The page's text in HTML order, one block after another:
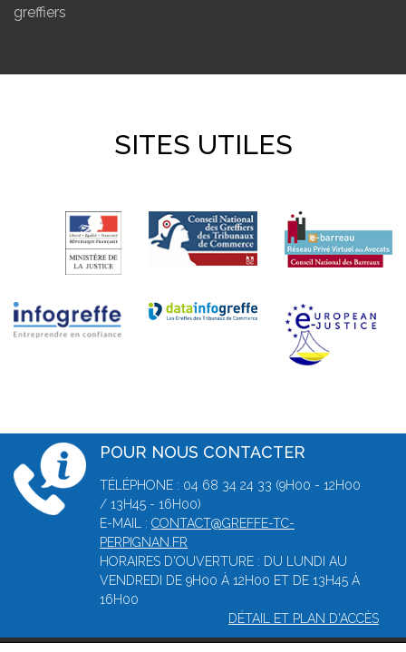
greffiers
SITES UTILES
POUR NOUS CONTACTER
TÉLÉPHONE : 04 68 34 24 33 (9H00 - 12H00
/ 13H45 - 16H00)
E-MAIL : CONTACT@GREFFE-TC-
PERPIGNAN.FR
HORAIRES D'OUVERTURE : DU LUNDI AU
VENDREDI DE 9H00 À 12H00 ET DE 13H45 À
16H00
DÉTAIL ET PLAN D'ACCÈS